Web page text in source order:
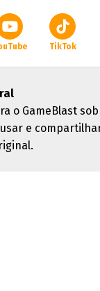
TikTok
o GameBlast
e